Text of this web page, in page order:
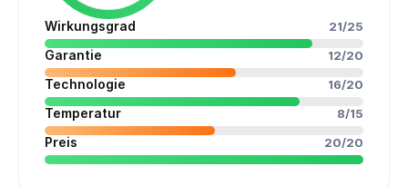
Wirkungsgrad 21/25
Garantie 12/20
Technologie 16/20
Temperatur 8/15
Preis 20/20